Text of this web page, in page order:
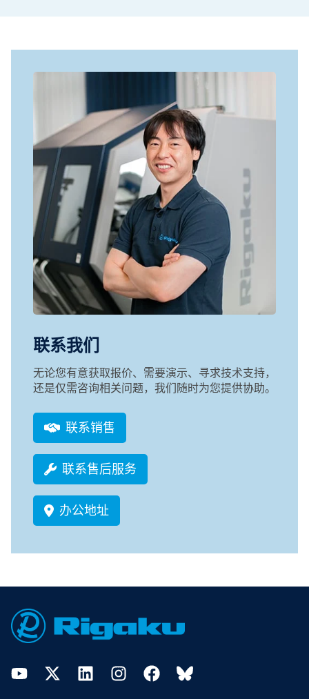
联系我们
无论您有意获取报价、需要演示、寻求技术支持，
还是仅需咨询相关问题，我们随时为您提供协助。
联系销售
联系售后服务
办公地址
YouTubeTwitter LinkedInInstagramFacebookBluesky